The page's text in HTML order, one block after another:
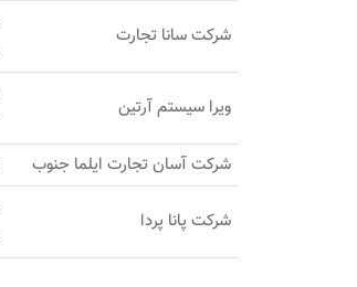
شرکت سانا تجارت
ویرا سیستم آرتین
شرکت آسان تجارت ایلما جنوب
شرکت پانا پردا